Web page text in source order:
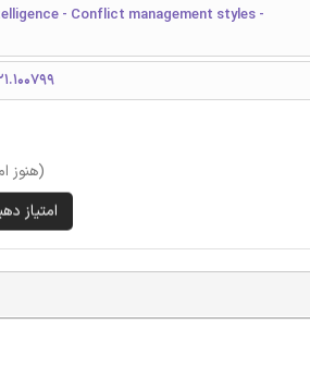
- Conflict management styles -
(هنوز